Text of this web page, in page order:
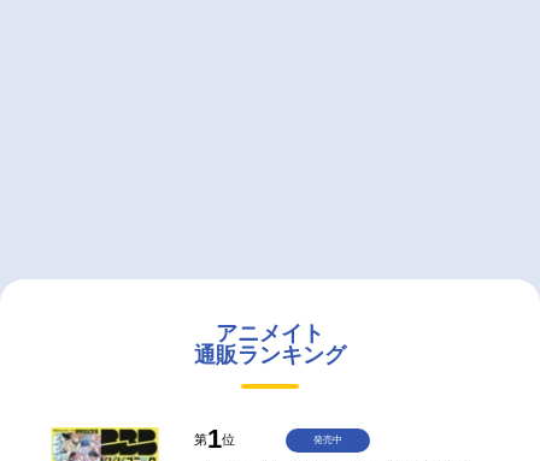
アニメイト
通販ランキング
第1位 発売中